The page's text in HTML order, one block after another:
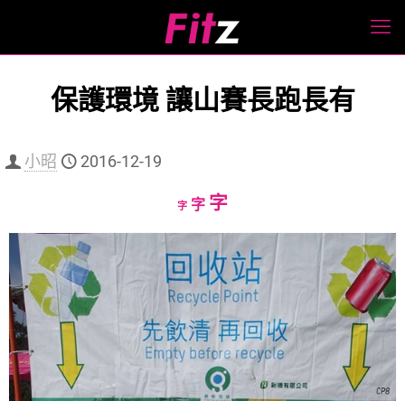
保護環境 讓山賽長跑長有
小昭 2016-12-19
字Decrease
size.
字Reset
size.
字Increase
size.